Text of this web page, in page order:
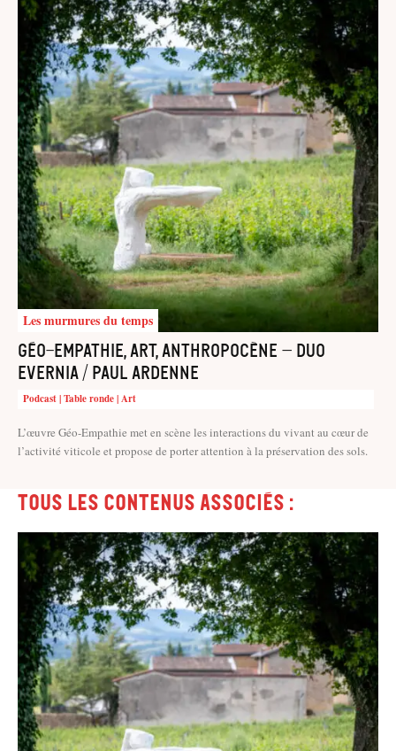
Les murmures du temps
Géo-empathie, art, anthropocène – Duo
Evernia / Paul Ardenne
Podcast | Table ronde | Art
L’œuvre Géo-Empathie met en scène les interactions du vivant au cœur de
l’activité viticole et propose de porter attention à la préservation des sols.
Tous les contenus associés :